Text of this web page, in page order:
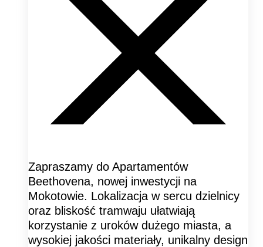
Zapraszamy do Apartamentów
Beethovena, nowej inwestycji na
Mokotowie. Lokalizacja w sercu dzielnicy
oraz bliskość tramwaju ułatwiają
korzystanie z uroków dużego miasta, a
wysokiej jakości materiały, unikalny design